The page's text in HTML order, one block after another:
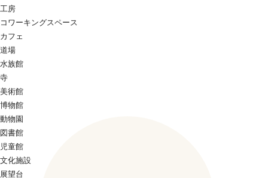
工房
コワーキングスペース
カフェ
道場
水族館
寺
美術館
博物館
動物園
図書館
児童館
文化施設
展望台